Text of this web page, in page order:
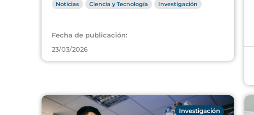
Noticias Ciencia y Tecnología Investigación
Fecha de publicación:
23/03/2026
Investigación